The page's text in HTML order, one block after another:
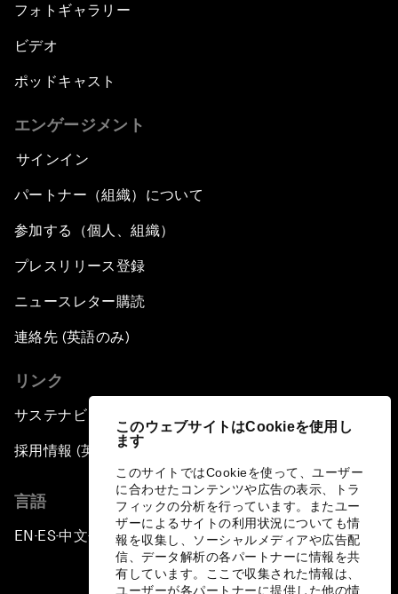
このウェブサイトはCookieを使用し
ます
このサイトではCookieを使って、ユーザー
に合わせたコンテンツや広告の表示、トラ
フィックの分析を行っています。またユー
ザーによるサイトの利用状況についても情
報を収集し、ソーシャルメディアや広告配
信、データ解析の各パートナーに情報を共
有しています。ここで収集された情報は、
ユーザーが各パートナーに提供した他の情
フォトギャラリー
ビデオ
ポッドキャスト
エンゲージメント
サインイン
パートナー（組織）について
参加する（個人、組織）
プレスリリース登録
ニュースレター購読
連絡先 (英語のみ)
リンク
サステナビリティへの取り組み
採用情報 (英語のみ)
言語
EN ▪ES▪中文▪ 日本語